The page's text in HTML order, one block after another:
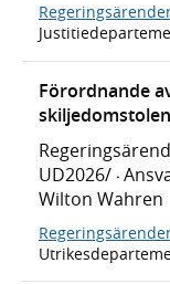
Förordnande
UD2026/ ·
Wilton Wahren